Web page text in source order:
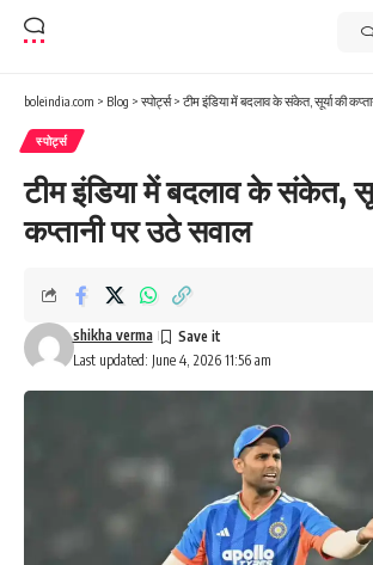
boleindia.com > Blog > स्पोर्ट्स> टीम इंडिया में बदलाव के संकेत, सूर्या की
स्पोर्ट्स
टीम इंडिया में बदलाव के संकेत,
कप्तानी पर उठे सवाल
Last updated: June 4, 2026 11:56 am
shikha verma